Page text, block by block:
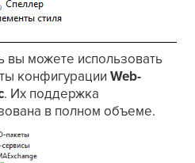
вы можете использовать
конфигурацииWeb-
. Их поддержка
в полном объеме.